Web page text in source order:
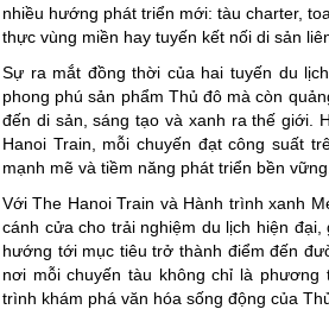
nhiều hướng phát triển mới: tàu charter,
thực vùng miền hay tuyến kết nối di sản
Sự ra mắt đồng thời của hai tuyến du
phong phú sản phẩm Thủ đô mà còn
đến di sản, sáng tạo và xanh ra thế giới.
Hanoi Train, mỗi chuyến đạt công suất
mạnh mẽ và tiềm năng phát triển bền vững.
Với The Hanoi Train và Hành trình xanh
cánh cửa cho trải nghiệm du lịch hiện đại,
hướng tới mục tiêu trở thành điểm đến
nơi mỗi chuyến tàu không chỉ là phương
trình khám phá văn hóa sống động của